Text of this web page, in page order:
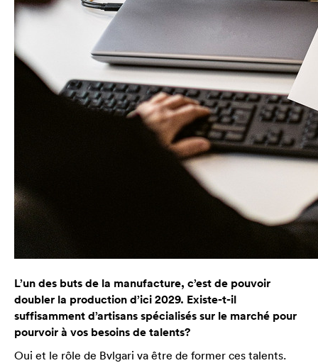
L’un des buts de la manufacture, c’est de pouvoir
doubler la production d’ici 2029. Existe-t-il
suffisamment d’artisans spécialisés sur le marché pour
pourvoir à vos besoins de talents?
Oui et le rôle de Bvlgari va être de former ces talents.